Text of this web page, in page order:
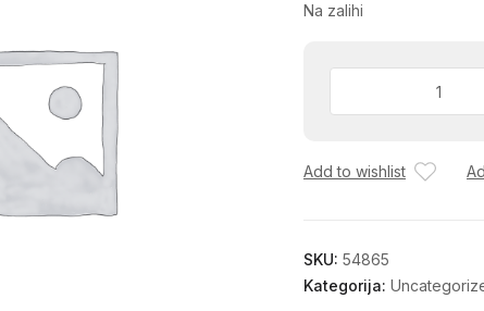
Na zalihi
RB.145
Add to wishlist
SKU: 54865
Kategorija: